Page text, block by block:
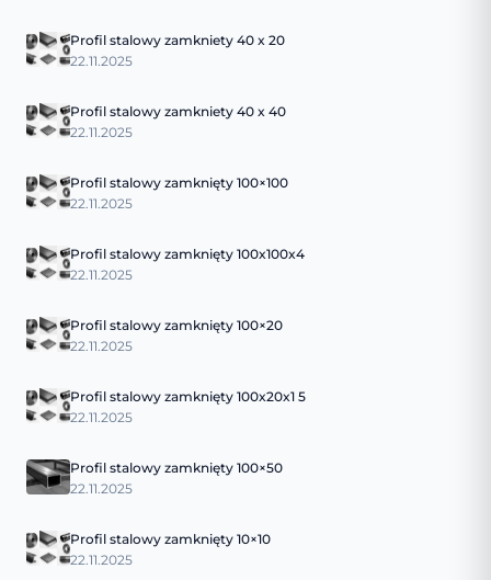
Profil stalowy zamkniety 40 x 20
22.11.2025
Profil stalowy zamkniety 40 x 40
22.11.2025
Profil stalowy zamknięty 100×100
22.11.2025
Profil stalowy zamknięty 100x100x4
22.11.2025
Profil stalowy zamknięty 100×20
22.11.2025
Profil stalowy zamknięty 100x20x1 5
22.11.2025
Profil stalowy zamknięty 100×50
22.11.2025
Profil stalowy zamknięty 10×10
22.11.2025